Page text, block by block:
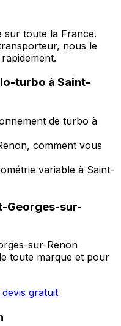
sur toute la France.
nous le
turbo à Saint-
de turbo à
comment vous
variable à Saint-
Georges-sur-
sur-Renon
toute marque et pour
gratuit